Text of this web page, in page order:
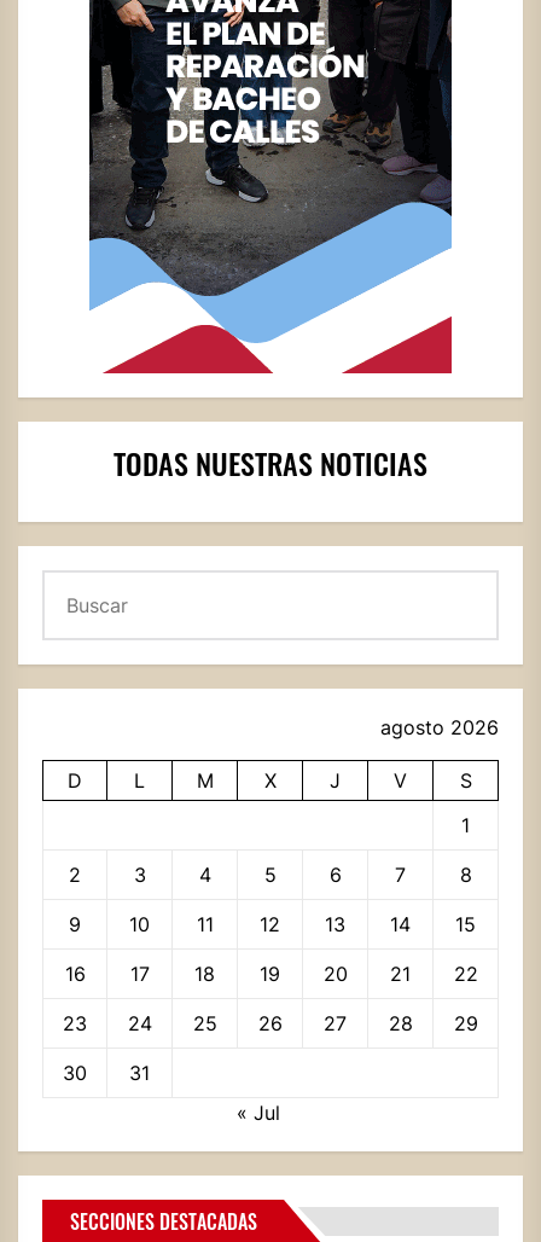
TODAS NUESTRAS NOTICIAS
agosto 2026
D L M X J V
S
1
2 3 4 5 6 7 8
9 10 11 12 13 14 15
16 17 18 19 20 21 22
23 24 25 26 27 28 29
30
31
« Jul
SECCIONES DESTACADAS